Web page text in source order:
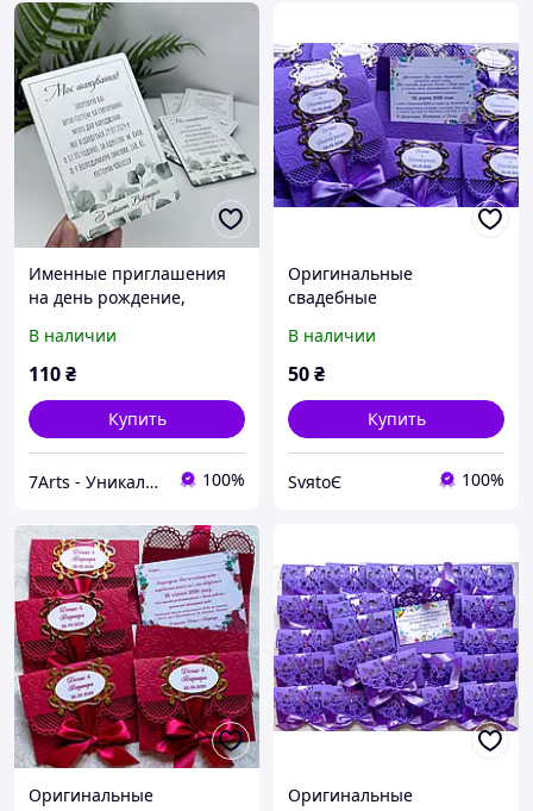
Именные приглашения
на день рождение,
крестины, оригинальные
приглашения из дерева
В наличии
110₴
Купить
7Arts - Уникальные подарки из дерева! 100%
Оригинальные
свадебные
приглашение на свадьбу
ручной работы ажурные
В наличии
50₴
Купить
SvяtoЄ 100%
Оригинальные
Оригинальные